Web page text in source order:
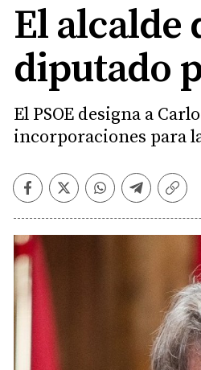
El alcalde
diputado
El PSOE designa a
incorporaciones para
Facebook
TwitterWhatsapp
Telegram